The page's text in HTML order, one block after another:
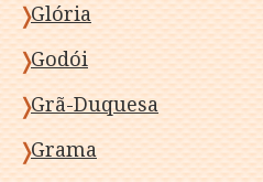
Glória
Godói
Grã-Duquesa
Grama